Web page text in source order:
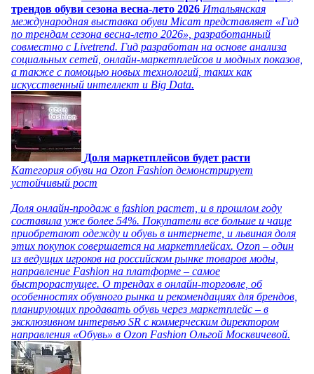
трендов обуви сезона весна-лето 2026 Итальянская
международная выставка обуви Micam представляет «Гид
по трендам сезона весна-лето 2026», разработанный
совместно с Livetrend. Гид разработан на основе анализа
социальных сетей, онлайн-маркетплейсов и модных показов,
а также с помощью новых технологий, таких как
искусственный интеллект и Big Data.
Доля маркетплейсов будет расти
Категория обуви на Ozon Fashion демонстрирует
устойчивый рост
Доля онлайн-продаж в fashion растет, и в прошлом году
составила уже более 54%. Покупатели все больше и чаще
приобретают одежду и обувь в интернете, и львиная доля
этих покупок совершается на маркетплейсах. Ozon – один
из ведущих игроков на российском рынке товаров моды,
направление Fashion на платформе – самое
быстрорастущее. О трендах в онлайн-торговле, об
особенностях обувного рынка и рекомендациях для брендов,
планирующих продавать обувь через маркетплейс – в
эксклюзивном интервью SR с коммерческим директором
направления «Обувь» в Ozon Fashion Ольгой Москвичевой.